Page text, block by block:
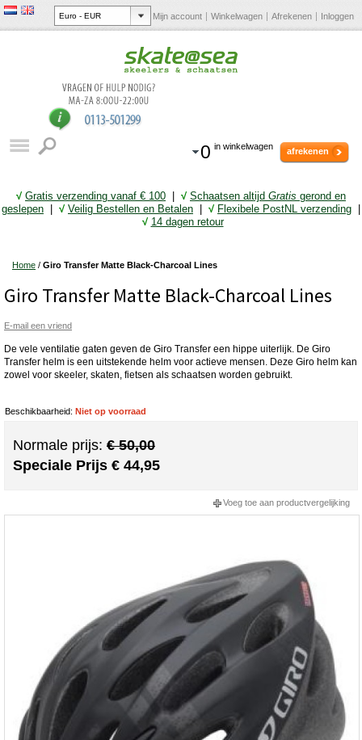
Mijn account Winkelwagen Afrekenen Inloggen
0 in winkelwagen afrekenen
√ Gratis verzending vanaf € 100 √ Schaatsen altijd Gratis gerond en
geslepen
√ Veilig Bestellen en Betalen √ Flexibele PostNL verzending
√ 14 dagen retour
Home / Giro Transfer Matte Black-Charcoal Lines
Giro Transfer Matte Black-Charcoal Lines
E-mail een vriend
De vele ventilatie gaten geven de Giro Transfer een hippe uiterlijk. De Giro
Transfer helm is een uitstekende helm voor actieve mensen. Deze Giro helm kan
zowel voor skeeler, skaten, fietsen als schaatsen worden gebruikt.
Beschikbaarheid: Niet op voorraad
Normale prijs: € 50,00
Speciale Prijs € 44,95
Voeg toe aan productvergelijking